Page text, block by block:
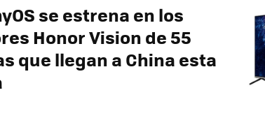
se estrena en los
Honor Vision de 55
que llegan a China esta